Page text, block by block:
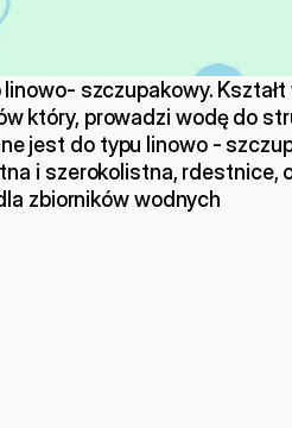
szczupakowy. Kształt
który, prowadzi wodę do
jest do typu linowo -
i szerokolistna, rdestnice,
zbiorników wodnych